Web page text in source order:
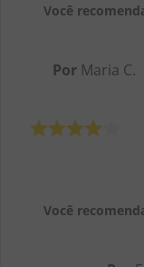
Você
Por Maria C.
Você